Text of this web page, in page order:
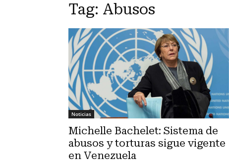
Tag: Abusos
Noticias
Michelle Bachelet: Sistema de
abusos y torturas sigue vigente
en Venezuela